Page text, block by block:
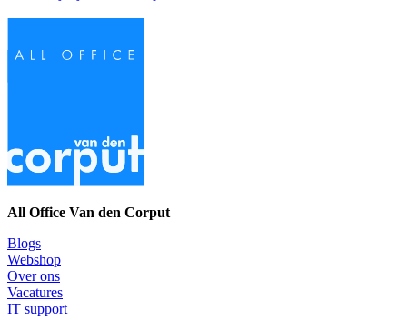
All Office Van den Corput
Blogs
Webshop
Over ons
Vacatures
IT support